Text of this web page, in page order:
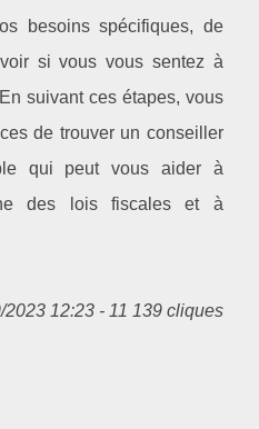
besoins spécifiques, de
si vous vous sentez à
suivant ces étapes, vous
de trouver un conseiller
qui peut vous aider à
des lois fiscales et à
2023 12:23 - 11 139 cliques